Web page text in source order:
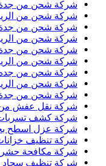
شركة شحن من جدة
شركة شحن من
شركة شحن من جدة
شركة شحن من
شركة شحن من جدة
شركة شحن من
شركة شحن من جده
شركة شحن من
شركة شحن من جدة
شركة نقل عفش من
شركة كشف تسربات
شركة عزل اسطح
شركة تنظيف خزانات
شركة مكافحة
شركة تنظيف سجاد